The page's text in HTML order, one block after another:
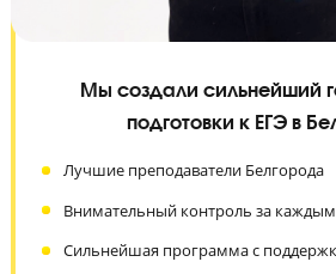
Мы создали
подготовки к ЕГЭ